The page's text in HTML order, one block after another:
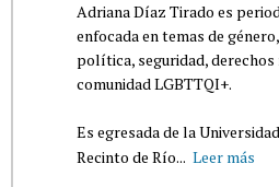
Adriana Díaz Tirado es
enfocada en temas de
política, seguridad,
comunidad LGBTTQI+.
Es egresada de la
Recinto de Río... Leer más